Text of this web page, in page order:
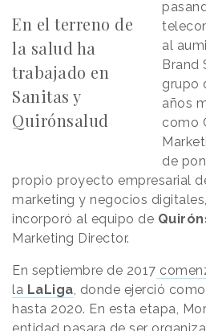
En el terreno de
la salud ha
trabajado en
Sanitas y
Quirónsalud
al
Brand
grupo
años
como
de
propio proyecto empresarial
marketing y negocios digitales,
incorporó al equipo de
Marketing Director.
En septiembre de 2017
la LaLiga, donde ejerció
hasta 2020. En esta etapa,